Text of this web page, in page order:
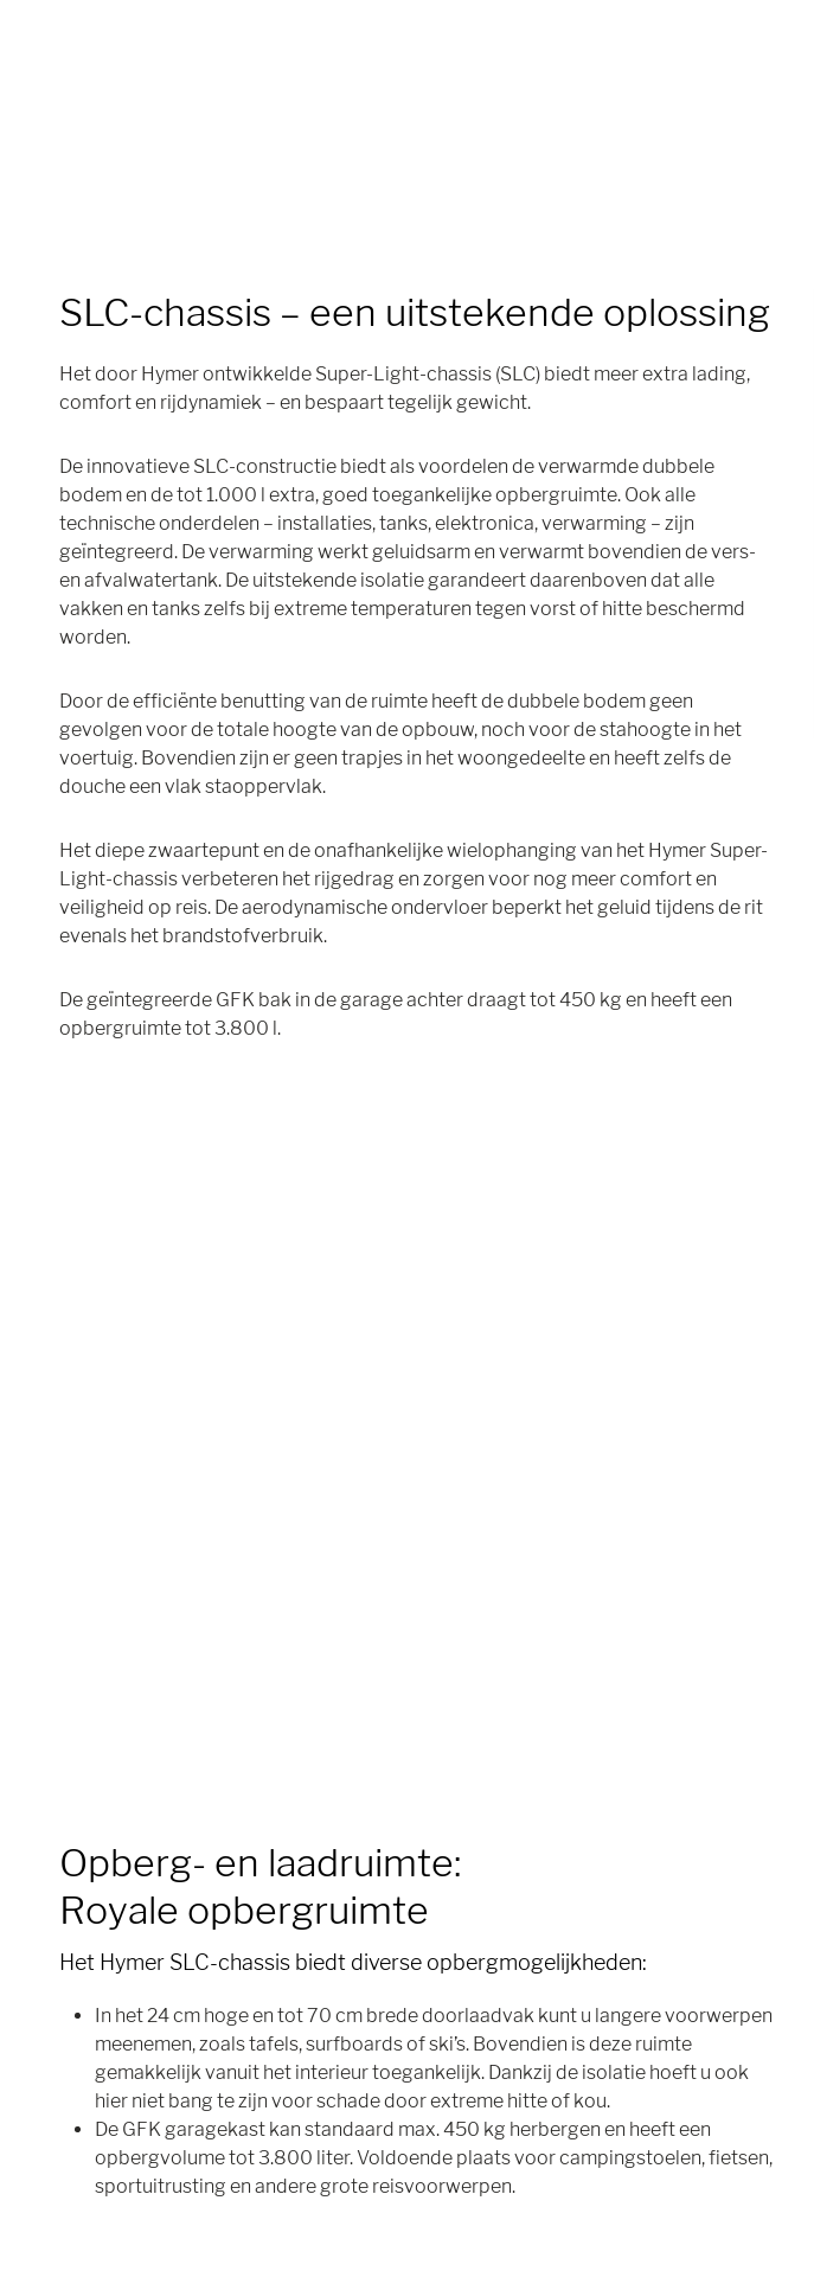
SLC-chassis – een uitstekende oplossing
Het door Hymer ontwikkelde Super-Light-chassis (SLC) biedt meer extra lading,
comfort en rijdynamiek – en bespaart tegelijk gewicht.
De innovatieve SLC-constructie biedt als voordelen de verwarmde dubbele
bodem en de tot 1.000 l extra, goed toegankelijke opbergruimte. Ook alle
technische onderdelen – installaties, tanks, elektronica, verwarming – zijn
geïntegreerd. De verwarming werkt geluidsarm en verwarmt bovendien de vers-
en afvalwatertank. De uitstekende isolatie garandeert daarenboven dat alle
vakken en tanks zelfs bij extreme temperaturen tegen vorst of hitte beschermd
worden.
Door de efficiënte benutting van de ruimte heeft de dubbele bodem geen
gevolgen voor de totale hoogte van de opbouw, noch voor de stahoogte in het
voertuig. Bovendien zijn er geen trapjes in het woongedeelte en heeft zelfs de
douche een vlak staoppervlak.
Het diepe zwaartepunt en de onafhankelijke wielophanging van het Hymer Super-
Light-chassis verbeteren het rijgedrag en zorgen voor nog meer comfort en
veiligheid op reis. De aerodynamische ondervloer beperkt het geluid tijdens de rit
evenals het brandstofverbruik.
De geïntegreerde GFK bak in de garage achter draagt tot 450 kg en heeft een
opbergruimte tot 3.800 l.
Opberg- en laadruimte:
Royale opbergruimte
Het Hymer SLC-chassis biedt diverse opbergmogelijkheden:
In het 24 cm hoge en tot 70 cm brede doorlaadvak kunt u langere voorwerpen
meenemen, zoals tafels, surfboards of ski’s. Bovendien is deze ruimte
gemakkelijk vanuit het interieur toegankelijk. Dankzij de isolatie hoeft u ook
hier niet bang te zijn voor schade door extreme hitte of kou.
De GFK garagekast kan standaard max. 450 kg herbergen en heeft een
opbergvolume tot 3.800 liter. Voldoende plaats voor campingstoelen, fietsen,
sportuitrusting en andere grote reisvoorwerpen.